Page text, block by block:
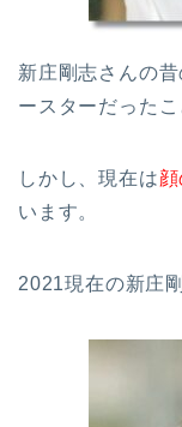
新庄剛志さんの
ースターだったこ
しかし、現在は
います。
2021現在の新庄